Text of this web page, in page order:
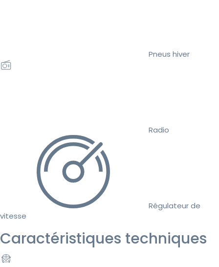
Pneus hiver
Radio
Régulateur de
vitesse
Caractéristiques techniques